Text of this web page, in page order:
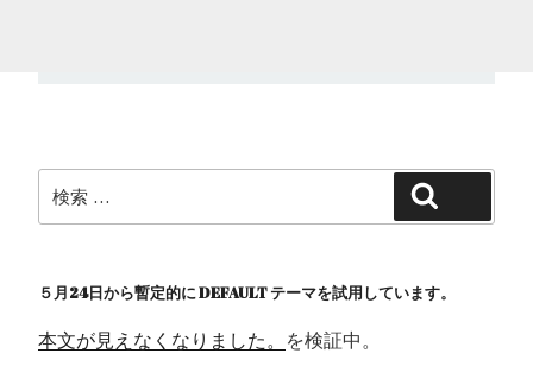
索:
５月24日から暫定的に DEFAULT テーマを試用しています。
本文が見えなくなりました。 を検証中。